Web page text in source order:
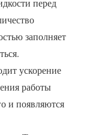
заполняет
ускорение
работы
и появляются